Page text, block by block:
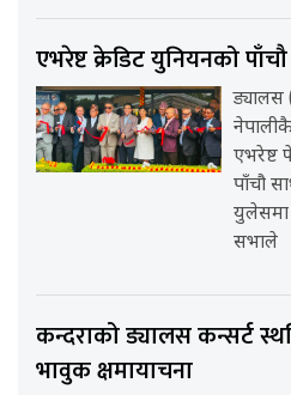
एभरेष्ट क्रेडिट युनियनको
ड्यालस
एभरेष्ट
पाँचौ
युलेसमा
सभाले
कन्दराको ड्यालस कन्सर्ट
भावुक क्षमायाचना